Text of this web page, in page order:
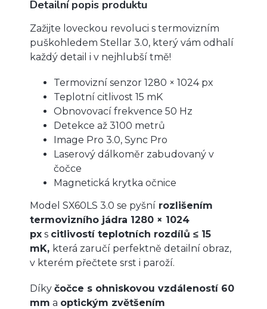
Detailní popis produktu
Zažijte loveckou revoluci s termovizním
puškohledem Stellar 3.0, který vám odhalí
každý detail i v nejhlubší tmě!
Termovizní senzor 1280 × 1024 px
Teplotní citlivost 15 mK
Obnovovací frekvence 50 Hz
Detekce až 3100 metrů
Image Pro 3.0, Sync Pro
Laserový dálkoměr zabudovaný v
čočce
Magnetická krytka očnice
Model SX60LS 3.0 se pyšní rozlišením
termovizního jádra 1280 × 1024
px s citlivostí teplotních rozdílů ≤ 15
mK, která zaručí perfektně detailní obraz,
v kterém přečtete srst i paroží.
Díky čočce s ohniskovou vzdáleností 60
mm a optickým zvětšením